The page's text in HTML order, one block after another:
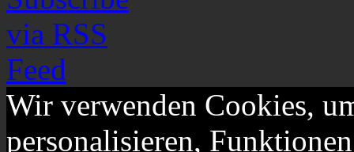
Wir verwenden Cookies,
personalisieren,